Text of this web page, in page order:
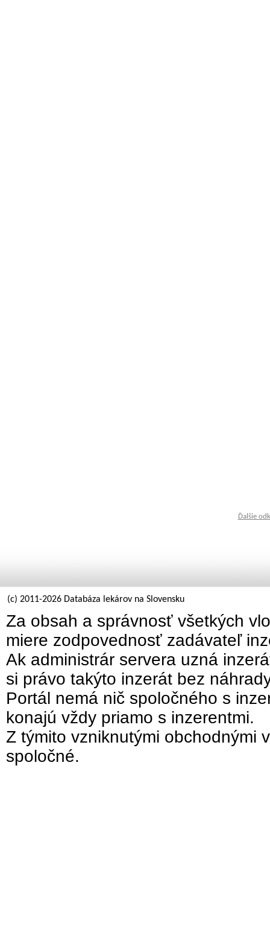
Ďalšie
(c) 2011-2026 Databáza lekárov na Slovensku
Za obsah a správnosť všetkých
miere zodpovednosť zadávateľ
Ak administrár servera uzná
si právo takýto inzerát bez
Portál nemá nič spoločného s
konajú vždy priamo s inzerentmi.
Z týmito vzniknutými obchodnými
spoločné.